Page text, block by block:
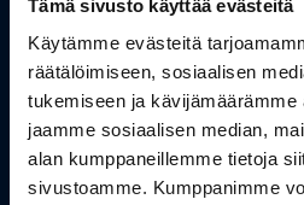
Tämä sivusto käyttää evästeitä
Käytämme evästeitä
räätälöimiseen, sosiaalisen
tukemiseen ja
jaamme sosiaalisen median,
alan kumppaneillemme tietoja
sivustoamme. Kumppanimme
Info
Toimitus